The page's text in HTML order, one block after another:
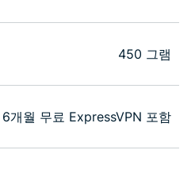
450 그램
6개월 무료 ExpressVPN 포함